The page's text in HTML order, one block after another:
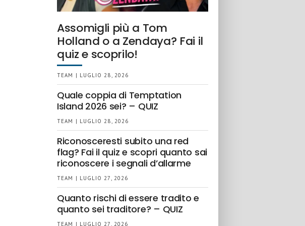
Assomigli più a Tom
Holland o a Zendaya? Fai il
quiz e scoprilo!
TEAM | LUGLIO 28, 2026
Quale coppia di Temptation
Island 2026 sei? – QUIZ
TEAM | LUGLIO 28, 2026
Riconosceresti subito una red
flag? Fai il quiz e scopri quanto sai
riconoscere i segnali d’allarme
TEAM | LUGLIO 27, 2026
Quanto rischi di essere tradito e
quanto sei traditore? – QUIZ
TEAM | LUGLIO 27, 2026